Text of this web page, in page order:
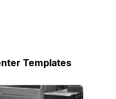
Templates